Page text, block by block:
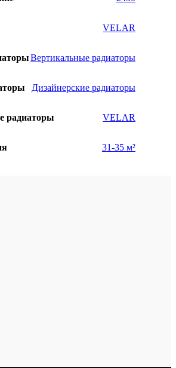
VELAR
Вертикальные радиаторы
Дизайнерские радиаторы
радиаторы VELAR
31-35 м²